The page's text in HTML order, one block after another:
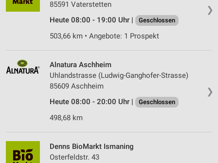
❯
85591 Vaterstetten
Heute 08:00 - 19:00 Uhr |
Geschlossen
503,66 km • Angebote: 1 Prospekt
❯
Alnatura Aschheim
Uhlandstrasse (Ludwig-Ganghofer-Strasse)
85609 Aschheim
Heute 08:00 - 20:00 Uhr |
Geschlossen
498,68 km
Denns BioMarkt Ismaning
Osterfeldstr. 43